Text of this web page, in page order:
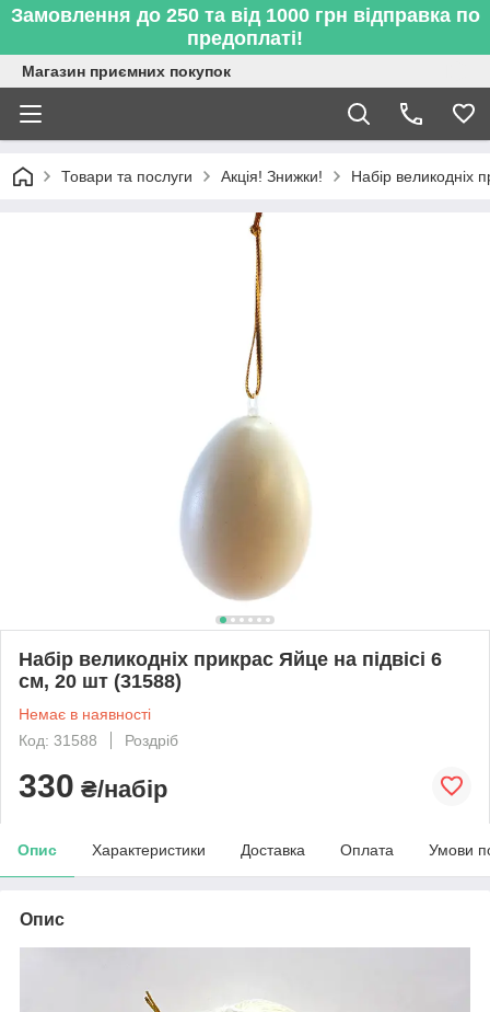
Замовлення до 250 та від 1000 грн відправка по
предоплаті!
Магазин приємних покупок
Товари та послуги Акція! Знижки! Набір великодніх
Набір великодніх прикрас Яйце на підвісі 6
см, 20 шт (31588)
Немає в наявності
Код: 31588
Роздріб
330 ₴/набір
Опис Характеристики Доставка Оплата Умови
Опис